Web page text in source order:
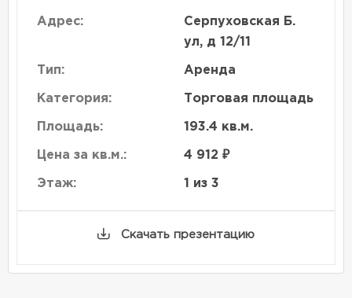
Адрес:
Серпуховская Б.
ул, д 12/11
Тип: Аренда
Категория: Торговая площадь
Площадь: 193.4 кв.м.
Цена за кв.м.: 4 912 ₽
Этаж: 1 из 3
Скачать презентацию